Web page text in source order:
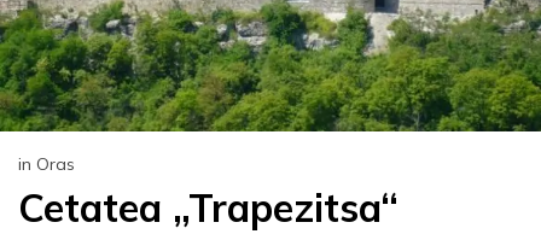
in Oras
Cetatea „Trapezitsa“